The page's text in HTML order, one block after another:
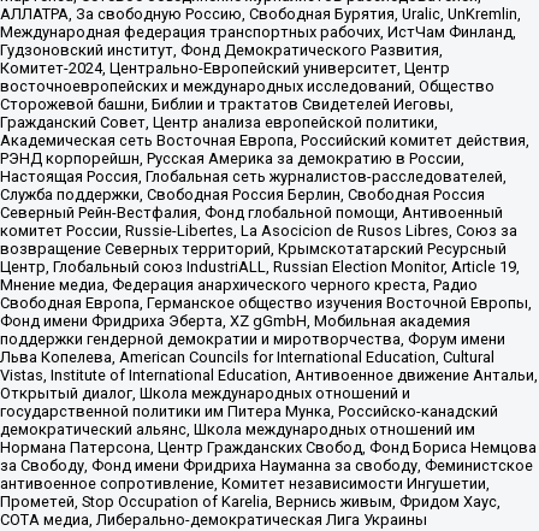
АЛЛАТРА, За свободную Россию, Свободная Бурятия, Uralic, UnKremlin,
Международная федерация транспортных рабочих, ИстЧам Финланд,
Гудзоновский институт, Фонд Демократического Развития,
Комитет-2024, Центрально-Европейский университет, Центр
восточноевропейских и международных исследований, Общество
Сторожевой башни, Библии и трактатов Свидетелей Иеговы,
Гражданский Совет, Центр анализа европейской политики,
Академическая сеть Восточная Европа, Российский комитет действия,
РЭНД корпорейшн, Русская Америка за демократию в России,
Настоящая Россия, Глобальная сеть журналистов-расследователей,
Служба поддержки, Свободная Россия Берлин, Свободная Россия
Северный Рейн-Вестфалия, Фонд глобальной помощи, Антивоенный
комитет России, Russie-Libertes, La Asocicion de Rusos Libres, Союз за
возвращение Северных территорий, Крымскотатарский Ресурсный
Центр, Глобальный союз IndustriALL, Russian Election Monitor, Article 19,
Мнение медиа, Федерация анархического черного креста, Радио
Свободная Европа, Германское общество изучения Восточной Европы,
Фонд имени Фридриха Эберта, XZ gGmbH, Мобильная академия
поддержки гендерной демократии и миротворчества, Форум имени
Льва Копелева, American Councils for International Education, Cultural
Vistas, Institute of International Education, Антивоенное движение Антальи,
Открытый диалог, Школа международных отношений и
государственной политики им Питера Мунка, Российско-канадский
демократический альянс, Школа международных отношений им
Нормана Патерсона, Центр Гражданских Свобод, Фонд Бориса Немцова
за Свободу, Фонд имени Фридриха Науманна за свободу, Феминистское
антивоенное сопротивление, Комитет независимости Ингушетии,
Прометей, Stop Occupation of Karelia, Вернись живым, Фридом Хаус,
СОТА медиа, Либерально-демократическая Лига Украины